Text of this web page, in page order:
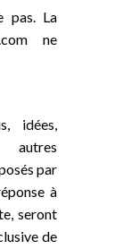
pas. La
ne
idées,
autres
par
à
seront
de